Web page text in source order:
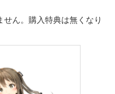
ん。購入特典は無くなり